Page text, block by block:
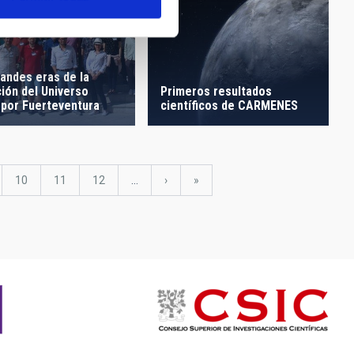
eras de la
del Universo
por Fuerteventura
Primeros resultados
científicos de CARMENES
Página
10 Página
11 Página
12
Siguiente
›
última
»